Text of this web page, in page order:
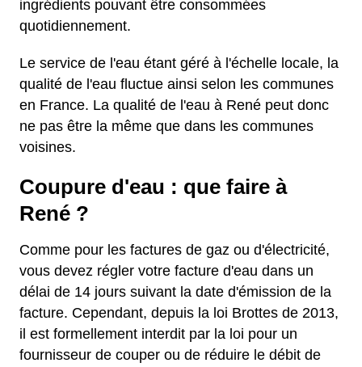
ingrédients pouvant être consommées
quotidiennement.
Le service de l'eau étant géré à l'échelle locale, la
qualité de l'eau fluctue ainsi selon les communes
en France. La qualité de l'eau à René peut donc
ne pas être la même que dans les communes
voisines.
Coupure d'eau : que faire à
René ?
Comme pour les factures de gaz ou d'électricité,
vous devez régler votre facture d'eau dans un
délai de 14 jours suivant la date d'émission de la
facture. Cependant, depuis la loi Brottes de 2013,
il est formellement interdit par la loi pour un
fournisseur de couper ou de réduire le débit de